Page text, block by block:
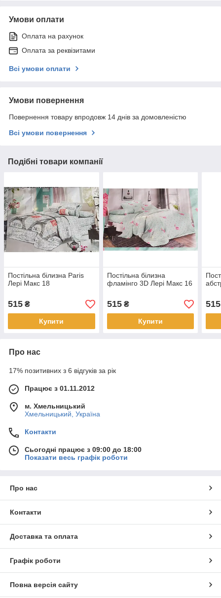
Умови оплати
Оплата на рахунок
Оплата за реквізитами
Всі умови оплати
Умови повернення
Повернення товару впродовж 14 днів за домовленістю
Всі умови повернення
Подібні товари компанії
Постільна білизна Paris
Лері Макс 18
515 ₴
Купити
Постільна білизна
фламінго 3D Лері Макс 16
515₴
Купити
515
Про нас
17% позитивних з 6 відгуків за рік
Працює з 01.11.2012
м. Хмельницький
Хмельницький, Україна
Контакти
Сьогодні працює з 09:00 до 18:00
Показати весь графік роботи
Про нас
Контакти
Доставка та оплата
Графік роботи
Повна версія сайту